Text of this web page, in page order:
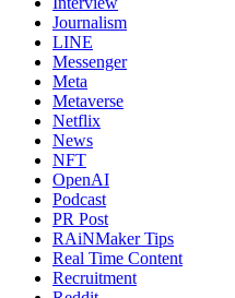
Journalism
LINE
Messenger
Meta
Metaverse
Netflix
News
NFT
OpenAI
Podcast
PR Post
RAiNMaker Tips
Real Time Content
Recruitment